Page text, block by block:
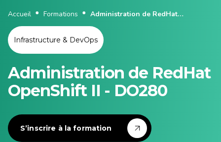
Accueil Formations
Administration de RedHat
OpenShift II - DO280
Infrastructure & DevOps
Administration de RedHat
OpenShift II - DO280
S’inscrire à la formation